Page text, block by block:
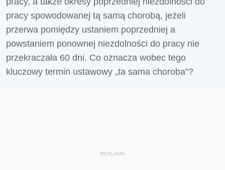
pracy spowodowanej tą samą chorobą, jeżeli
przerwa pomiędzy ustaniem poprzedniej a
powstaniem ponownej niezdolności do pracy nie
przekraczała 60 dni. Co oznacza wobec tego
kluczowy termin ustawowy „ta sama choroba”?
REKLAMA